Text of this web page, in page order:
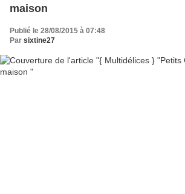
maison
Publié le 28/08/2015 à 07:48
Par sixtine27